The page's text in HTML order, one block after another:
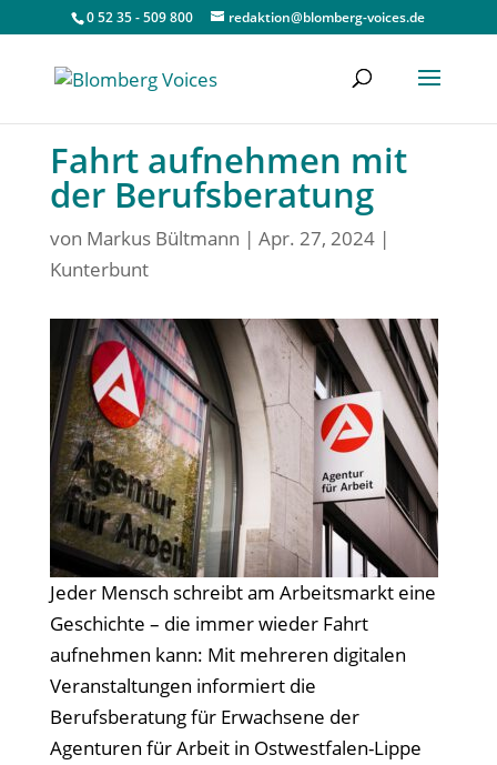
0 52 35 - 509 800 redaktion@blomberg-voices.de
Fahrt aufnehmen mit
der Berufsberatung
von Markus Bültmann | Apr. 27, 2024|
Kunterbunt
Jeder Mensch schreibt am Arbeitsmarkt eine
Geschichte – die immer wieder Fahrt
aufnehmen kann: Mit mehreren digitalen
Veranstaltungen informiert die
Berufsberatung für Erwachsene der
Agenturen für Arbeit in Ostwestfalen-Lippe